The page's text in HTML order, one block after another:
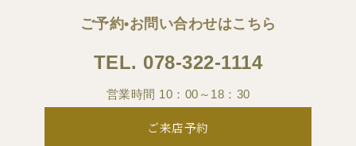
ご予約•お問い合わせはこちら
TEL. 078-322-1114
営業時間 10：00～18：30
ご来店予約